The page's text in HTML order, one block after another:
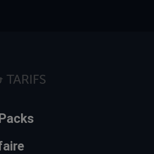
TARIFS